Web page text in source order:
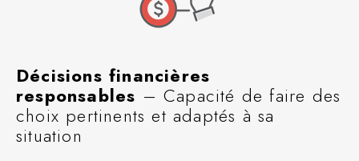
Décisions financières
responsables – Capacité de faire des
choix pertinents et adaptés à sa
situation